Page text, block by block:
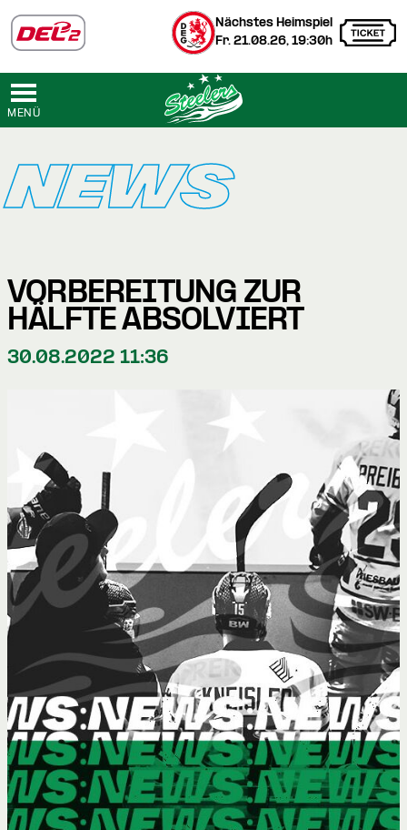
Nächstes Heimspiel
Fr. 21.08.26, 19:30h
MENÜ
NEWS
VORBEREITUNG ZUR
HÄLFTE ABSOLVIERT
30.08.2022 11:36